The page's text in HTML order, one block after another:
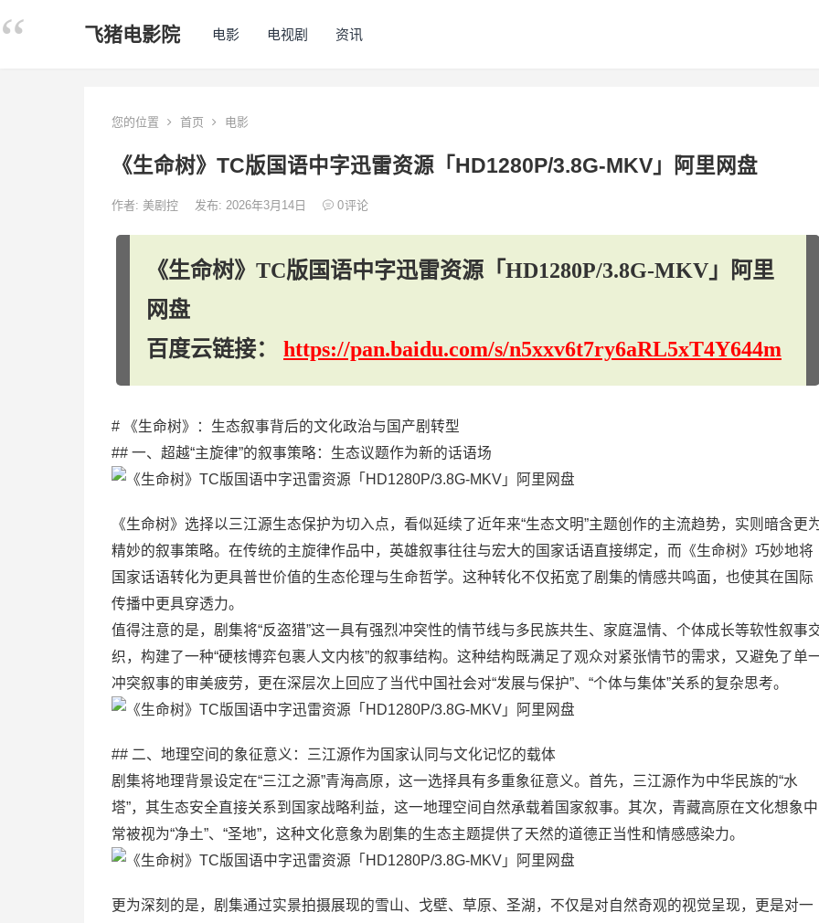
飞猪电影院 电影 电视剧 资讯
您的位置 首页 电影
《生命树》TC版国语中字迅雷资源「HD1280P/3.8G-MKV」阿里网盘
作者: 美剧控 发布: 2026年3月14日 0评论
《生命树》TC版国语中字迅雷资源「HD1280P/3.8G-MKV」阿里
网盘
百度云链接： https://pan.baidu.com/s/n5xxv6t7ry6aRL5xT4Y644m
# 《生命树》：生态叙事背后的文化政治与国产剧转型
## 一、超越“主旋律”的叙事策略：生态议题作为新的话语场
《生命树》选择以三江源生态保护为切入点，看似延续了近年来“生态文明”主题创作的主流趋势，实则暗含更
精妙的叙事策略。在传统的主旋律作品中，英雄叙事往往与宏大的国家话语直接绑定，而《生命树》巧妙地将
国家话语转化为更具普世价值的生态伦理与生命哲学。这种转化不仅拓宽了剧集的情感共鸣面，也使其在国际
传播中更具穿透力。
值得注意的是，剧集将“反盗猎”这一具有强烈冲突性的情节线与多民族共生、家庭温情、个体成长等软性叙事
织，构建了一种“硬核博弈包裹人文内核”的叙事结构。这种结构既满足了观众对紧张情节的需求，又避免了单
冲突叙事的审美疲劳，更在深层次上回应了当代中国社会对“发展与保护”、“个体与集体”关系的复杂思考。
## 二、地理空间的象征意义：三江源作为国家认同与文化记忆的载体
剧集将地理背景设定在“三江之源”青海高原，这一选择具有多重象征意义。首先，三江源作为中华民族的“水
塔”，其生态安全直接关系到国家战略利益，这一地理空间自然承载着国家叙事。其次，青藏高原在文化想象中
常被视为“净土”、“圣地”，这种文化意象为剧集的生态主题提供了天然的道德正当性和情感感染力。
更为深刻的是，剧集通过实景拍摄展现的雪山、戈壁、草原、圣湖，不仅是对自然奇观的视觉呈现，更是对一